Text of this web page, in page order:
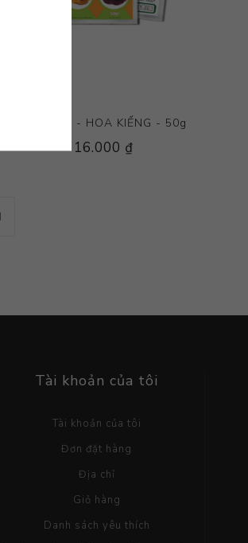
LÂU TÀN - HOA KIỂNG - 50g
16.000 ₫
Tài khoản của tôi
Tài khoản của tôi
Đơn đặt hàng
Địa chỉ
Giỏ hàng
Danh sách yêu thích